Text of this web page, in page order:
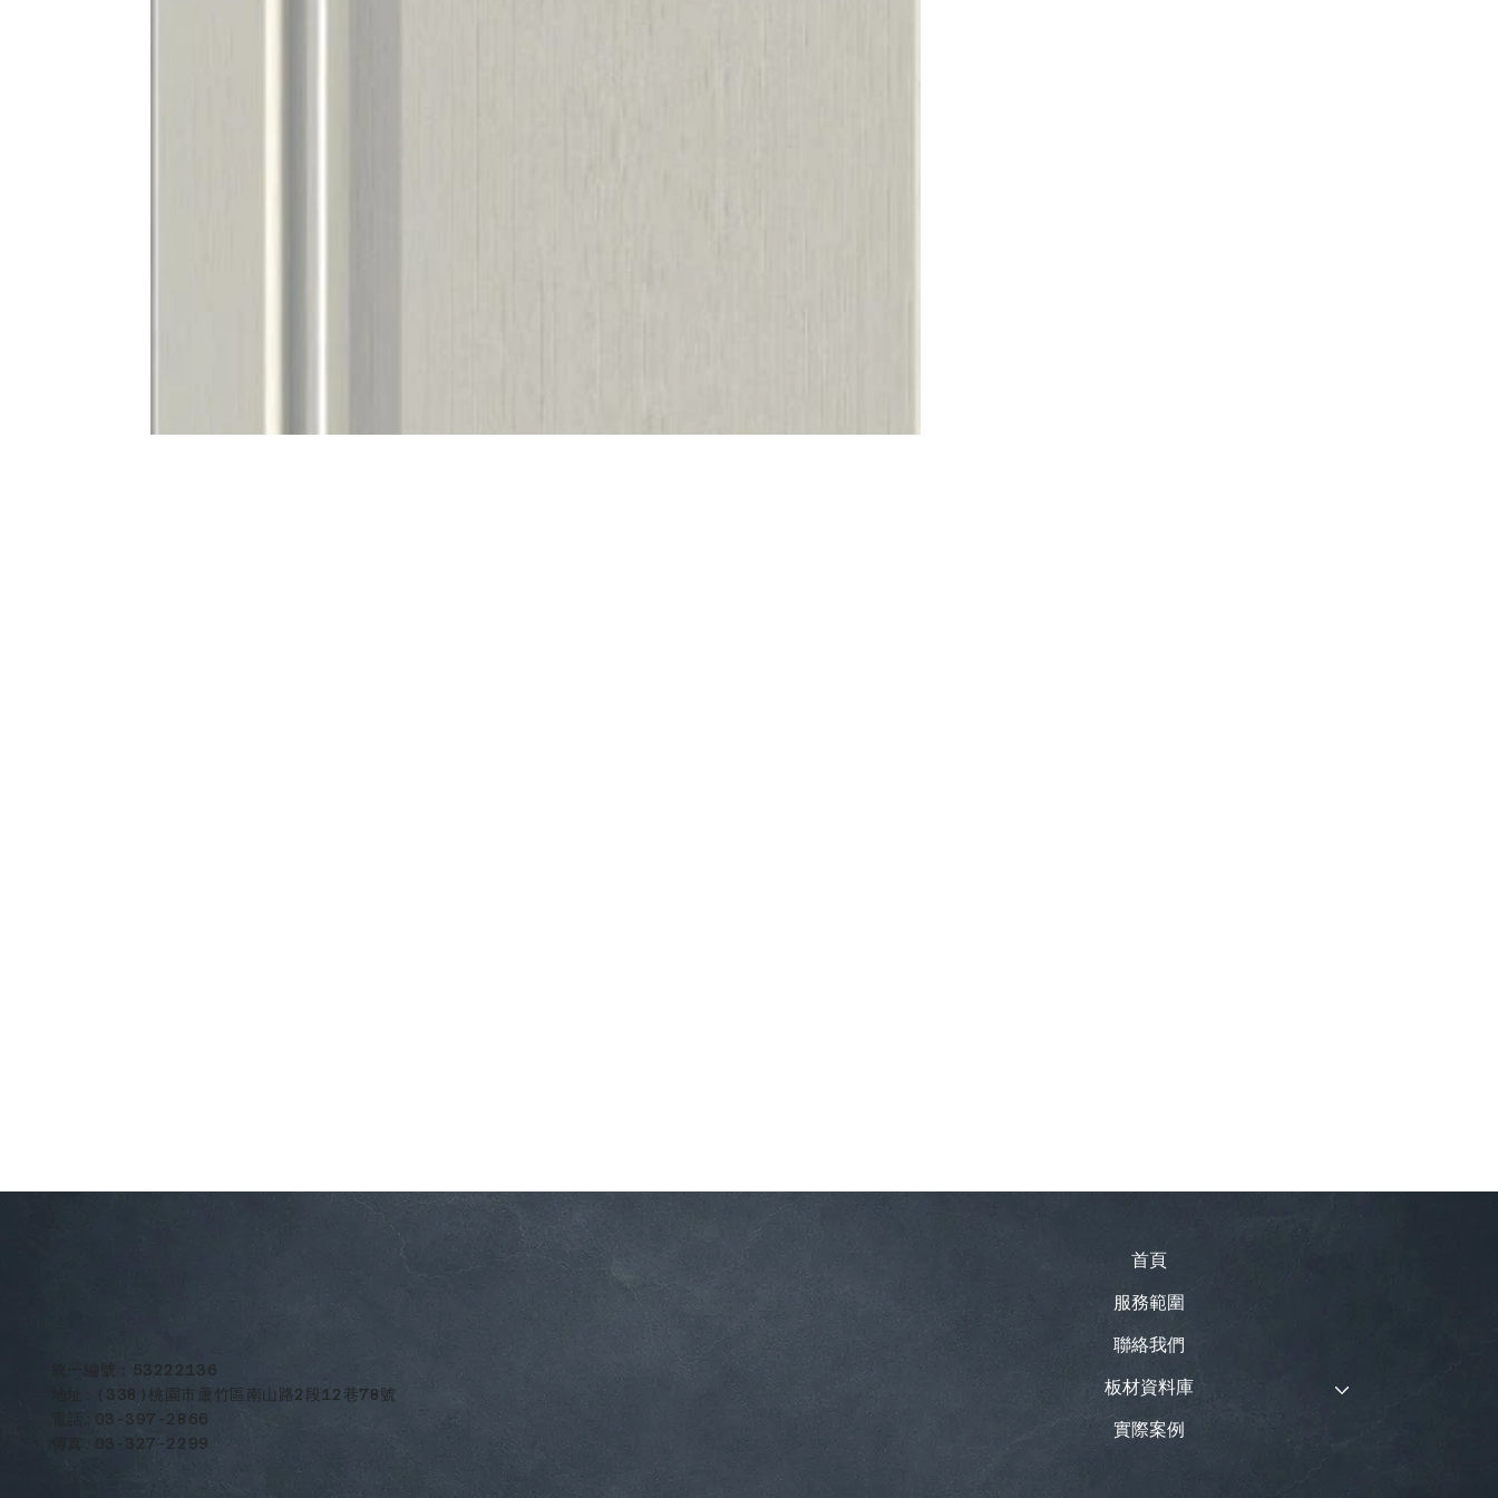
​統一編號：53222136
地址:(338)桃園市蘆竹區南山路2段12巷78號
電話:03-397-2866
傳真:03-327-2299
首頁
服務範圍
聯絡我們
板材資料庫
實際案例